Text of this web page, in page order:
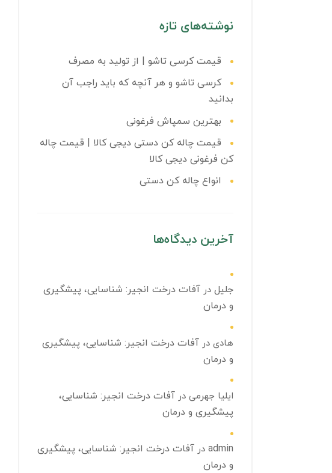
نوشته‌های تازه
قیمت کرسی تاشو | از تولید به مصرف
کرسی تاشو و هر آنچه که باید راجب آن
بدانید
بهترین سمپاش فرغونی
قیمت چاله کن دستی دیجی کالا | قیمت چاله
کن فرغونی دیجی کالا
انواع چاله کن دستی
آخرین دیدگاه‌ها
جلیل در آفات درخت انجیر: شناسایی، پیشگیری
و درمان
هادی در آفات درخت انجیر: شناسایی، پیشگیری
و درمان
ایلیا جهرمی در آفات درخت انجیر: شناسایی،
پیشگیری و درمان
admin در آفات درخت انجیر: شناسایی، پیشگیری
و درمان